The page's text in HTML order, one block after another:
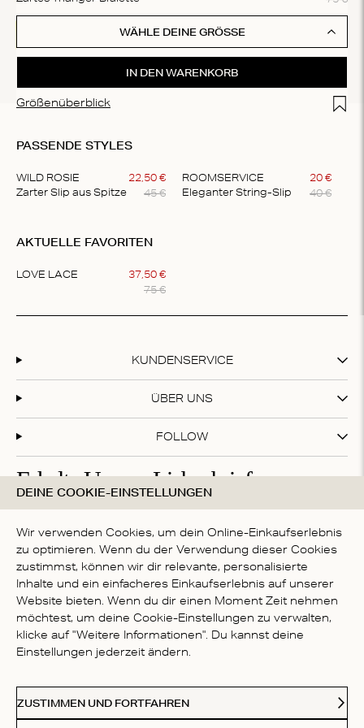
WÄHLE DEINE GRÖSSE
Größenüberblick Add
IN DEN WARENKORB
PASSENDE STYLES
WILD ROSIE
Zarter Slip aus Spitze
22,50 €
45 €
ROOMSERVICE
Eleganter String-Slip
20 €
40 €
of
AKTUELLE FAVORITEN
LOVE LACE 37,50 €
75 €
1
KUNDENSERVICE
ÜBER UNS
FOLLOW
Erhalte Unsere Liebesbriefe
Abonniere unseren Newsletter und erhalte 20 % Rabatt
auf deinen ersten Einkauf!
Mit deiner Anmeldung akzeptierst du dieDatenschutzbestimmungen
LAND
Akzeptierte Zahlungsmethoden
DEINE COOKIE-EINSTELLUNGEN
Wir verwenden Cookies, um dein Online-Einkaufserlebnis
zu optimieren. Wenn du der Verwendung dieser Cookies
zustimmst, können wir dir relevante, personalisierte
Inhalte und ein einfacheres Einkaufserlebnis auf unserer
Website bieten. Wenn du dir einen Moment Zeit nehmen
möchtest, um deine Cookie-Einstellungen zu verwalten,
klicke auf "Weitere Informationen". Du kannst deine
Einstellungen jederzeit ändern.
ZUSTIMMEN UND FORTFAHREN